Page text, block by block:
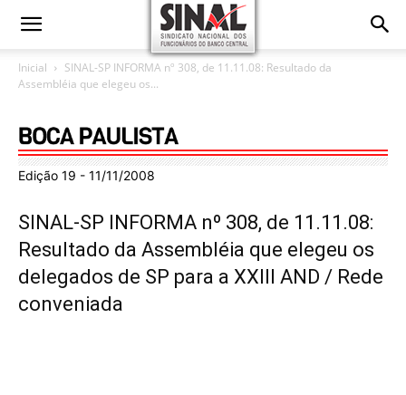
Inicial
SINAL-SP INFORMA nº 308, de 11.11.08: Resultado da
Assembléia que elegeu os...
Edição 19 - 11/11/2008
SINAL-SP INFORMA nº 308, de 11.11.08:
Resultado da Assembléia que elegeu os
delegados de SP para a XXIII AND / Rede
conveniada